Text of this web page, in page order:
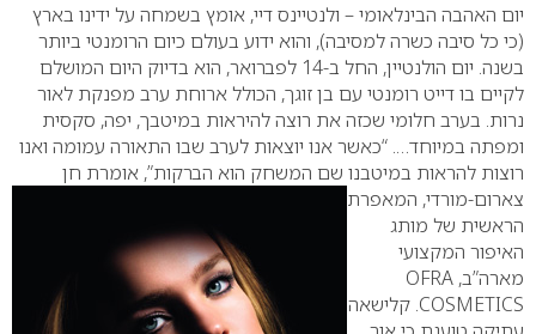
יום האהבה הבינלאומי – ולנטיינס דיי, אומץ בשמחה על ידינו בארץ
(כי כל סיבה כשרה למסיבה), והוא ידוע בעולם כיום הרומנטי ביותר
בשנה. יום הולנטיין, החל ב-14 לפברואר, הוא בדיוק היום המושלם
לקיים בו דייט רומנטי עם בן זוגך, הכולל ארוחת ערב מפנקת לאור
נרות. בערב חלומי שכזה את רוצה להיראות במיטבך, יפה, סקסית
ומפתה במיוחד…. “כאשר אנו יוצאות לערב שבו התאורה עמומה ואנו
רוצות להראות במיטבנו שם המשחק הוא הברקות”, אומרת חן
צארום-מורדי, המאפרת
הראשית של מותג
האיפור המקצועי
מארה”ב, OFRA
COSMETICS
. קלישאה